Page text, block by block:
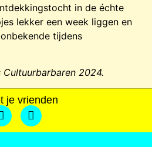
in de échte
lekker een week liggen en
tijdens
2024.
je vrienden